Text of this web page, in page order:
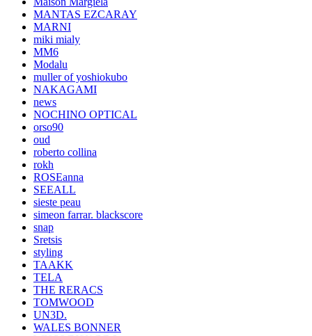
MANTAS EZCARAY
MARNI
miki mialy
MM6
Modalu
muller of yoshiokubo
NAKAGAMI
news
NOCHINO OPTICAL
orso90
oud
roberto collina
rokh
ROSEanna
SEEALL
sieste peau
simeon farrar. blackscore
snap
Sretsis
styling
TAAKK
TELA
THE RERACS
TOMWOOD
UN3D.
WALES BONNER